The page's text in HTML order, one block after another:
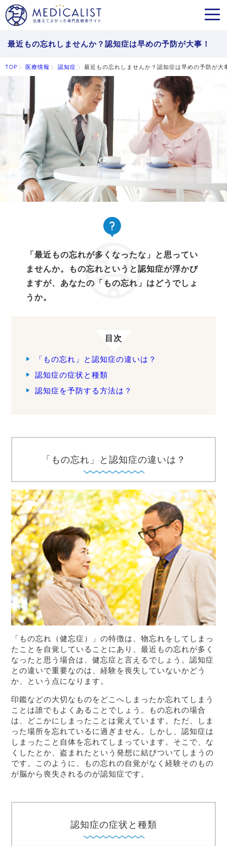
最近もの忘れしませんか？認知症は早めの予防が大事！
TOP 医療情報 認知症 最近もの忘れしませんか？認知症は早めの予防が大
「最近もの忘れが多くなったな」と思ってい
ませんか。もの忘れというと認知症が浮かび
ますが、あなたの「もの忘れ」はどうでしょ
うか。
目次
「もの忘れ」と認知症の違いは？
認知症の症状と種類
認知症を予防する方法は？
「もの忘れ」と認知症の違いは？
「もの忘れ（健忘症）」の特徴は、物忘れをしてしまっ
たことを自覚していることにあり、最近もの忘れが多く
なったと思う場合は、健忘症と言えるでしょう。認知症
との違いで重要なのは、経験を喪失していないかどう
か、という点になります。
印鑑などの大切なものをどこへしまったか忘れてしまう
ことは誰でもよくあることでしょう。もの忘れの場合
は、どこかにしまったことは覚えています。ただ、しま
った場所を忘れているに過ぎません。しかし、認知症は
しまったこと自体を忘れてしまっています。そこで、な
くしたとか、盗まれたという発想に結びついてしまうの
です。このように、もの忘れの自覚がなく経験そのもの
が脳から喪失されるのが認知症です。
認知症の症状と種類